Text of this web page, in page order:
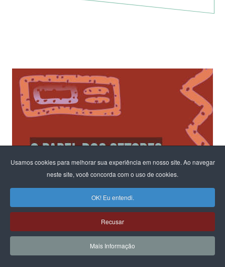
Usamos cookies para melhorar sua experiência em nosso site. Ao navegar
neste site, você concorda com o uso de cookies.
OK! Eu entendi.
Recusar
Mais Informação